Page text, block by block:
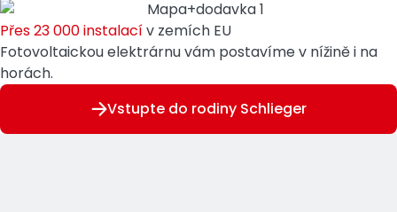
Přes 23 000 instalacív zemích EU
Fotovoltaickou elektrárnu vám postavíme v nížině i na
horách.
Vstupte do rodiny Schlieger